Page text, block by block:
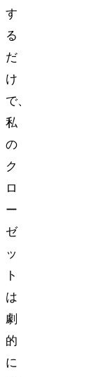
す
る
だ
け
で、
私
の
ク
ロ
ー
ゼ
ッ
ト
は
劇
的
に